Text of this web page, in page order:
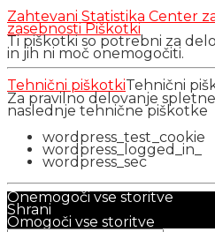
Zahtevani Statistika Center
zasebnosti Piškotki
Ti piškotki so potrebni za
in jih ni moč onemogočiti.
Tehnični piškotkiTehnični
Za pravilno delovanje
naslednje tehnične piškotke
wordpress_test_cookie
wordpress_logged_in_
wordpress_sec
Onemogoči vse storitve
Shrani
Omogoči vse storitve